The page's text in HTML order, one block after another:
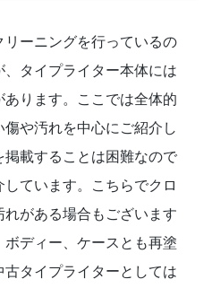
ーニングを行っているの
タイプライター本体には
ります。ここでは全体的
や汚れを中心にご紹介し
載することは困難なので
ています。こちらでクロ
がある場合もございます
ディー、ケースとも再塗
タイプライターとしては